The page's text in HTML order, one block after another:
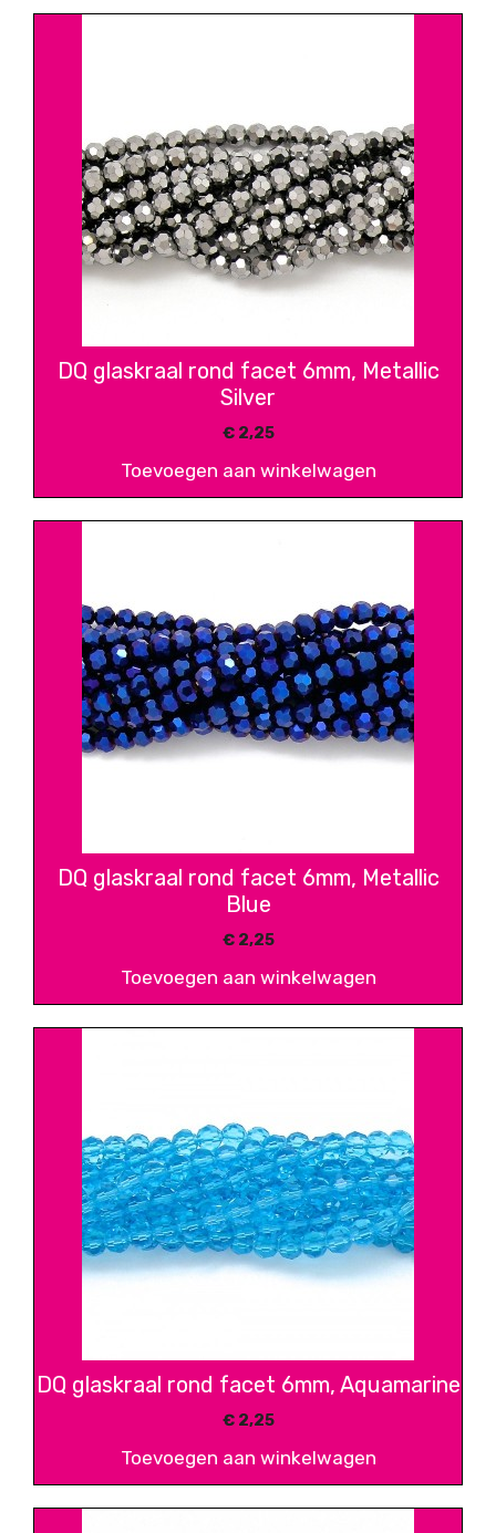
DQ glaskraal rond facet 6mm, Metallic
Silver
€2,25
Toevoegen aan winkelwagen
DQ glaskraal rond facet 6mm, Metallic
Blue
€2,25
Toevoegen aan winkelwagen
DQ glaskraal rond facet 6mm, Aquamarine
€2,25
Toevoegen aan winkelwagen